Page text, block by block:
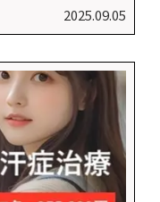
2025.09.05